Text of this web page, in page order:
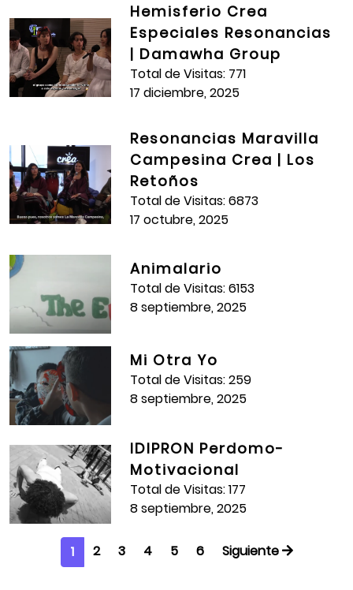
Hemisferio Crea
Especiales Resonancias
| Damawha Group
Total de Visitas: 771
17 diciembre, 2025
Resonancias Maravilla
Campesina Crea | Los
Retoños
Total de Visitas: 6873
17 octubre, 2025
Animalario
Total de Visitas: 6153
8 septiembre, 2025
Mi Otra Yo
Total de Visitas: 259
8 septiembre, 2025
IDIPRON Perdomo-
Motivacional
Total de Visitas: 177
8 septiembre, 2025
1 2 3 4 5 6 Siguiente